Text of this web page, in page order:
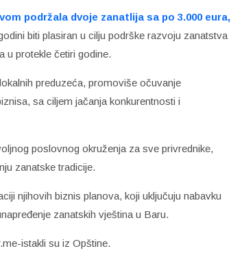
podržala dvoje zanatlija sa po 3.000 eura,
biti plasiran u cilju podrške razvoju zanatstva
u protekle četiri godine.
preduzeća, promoviše očuvanje
sa ciljem jačanja konkurentnosti i
poslovnog okruženja za sve privrednike,
zanatske tradicije.
njihovih biznis planova, koji uključuju nabavku
zanatskih vještina u Baru.
istakli su iz Opštine.